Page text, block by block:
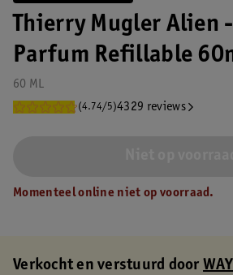
Thierry Mugler Alien
Parfum Refillable
60 ML
(4.74/5)4329 reviews
Momenteel online niet op voorraad.
Verkocht en verstuurd door